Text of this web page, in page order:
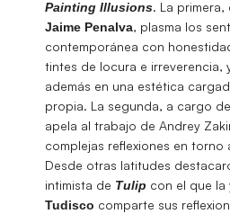
Painting Illusions. La
Jaime Penalva, plasma los
contemporánea con
tintes de locura e irreverencia,
además en una estética
propia. La segunda, a cargo de
apela al trabajo de Andrey
complejas reflexiones en torno
Desde otras latitudes
intimista de Tulip con el que la
Tudisco comparte sus